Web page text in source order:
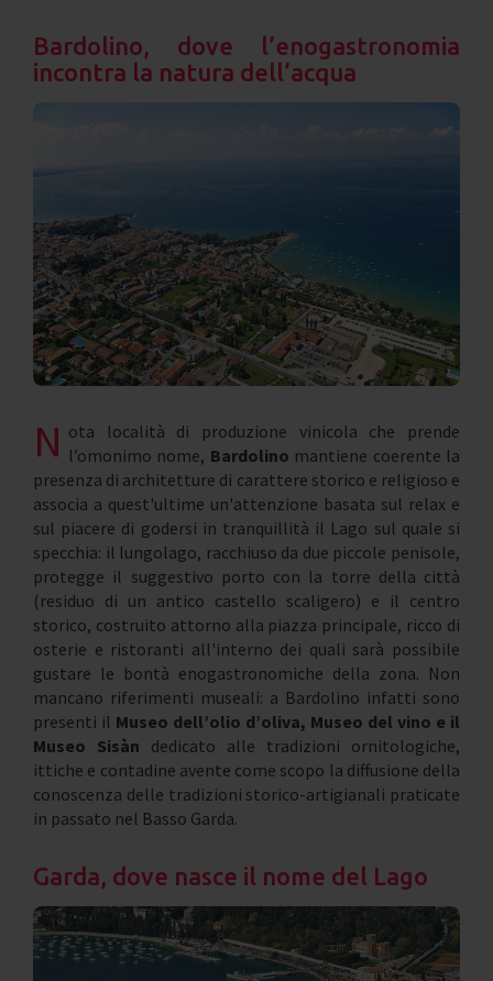
Bardolino, dove l’enogastronomia
incontra la natura dell’acqua
N ota località di produzione vinicola che prende
l’omonimo nome, Bardolino mantiene coerente la
presenza di architetture di carattere storico e religioso e
associa a quest'ultime un'attenzione basata sul relax e
sul piacere di godersi in tranquillità il Lago sul quale si
specchia: il lungolago, racchiuso da due piccole penisole,
protegge il suggestivo porto con la torre della città
(residuo di un antico castello scaligero) e il centro
storico, costruito attorno alla piazza principale, ricco di
osterie e ristoranti all'interno dei quali sarà possibile
gustare le bontà enogastronomiche della zona. Non
mancano riferimenti museali: a Bardolino infatti sono
presenti il Museo dell’olio d’oliva, Museo del vino e il
Museo Sisàn dedicato alle tradizioni ornitologiche,
ittiche e contadine avente come scopo la diffusione della
conoscenza delle tradizioni storico-artigianali praticate
in passato nel Basso Garda.
Garda, dove nasce il nome del Lago